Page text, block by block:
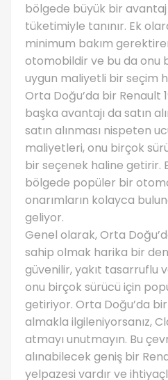
bölgede büyük bir avantaj
tüketimiyle tanınır. Ek
minimum bakım
otomobildir ve bu da onu
uygun maliyetli bir seçim
Orta Doğu’da bir Renault
başka avantajı da satın
satın alınması nispeten
maliyetleri, onu birçok
bir seçenek haline getirir.
bölgede popüler bir
onarımların kolayca
geliyor.
Genel olarak, Orta
sahip olmak harika bir
güvenilir, yakıt tasarruflu
onu birçok sürücü için
getiriyor. Orta Doğu’da bir
almakla ilgileniyorsanız,
atmayı unutmayın. Bu
alınabilecek geniş bir
yelpazesi vardır ve